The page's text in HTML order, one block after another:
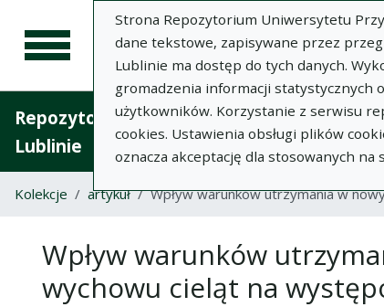
Strona Repozytorium Uniwersytetu
dane tekstowe, zapisywane przez
Lublinie ma dostęp do tych danych.
gromadzenia informacji statystycznych
użytkowników. Korzystanie z serwisu
cookies. Ustawienia obsługi plików
oznacza akceptację dla stosowanych
Repozytorium Uniwersytetu
Lublinie
Kolekcje artykuł Wpływ warunków utrzymania w
Wpływ warunków
wychowu cieląt na